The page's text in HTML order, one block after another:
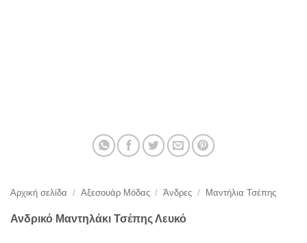
Αρχική σελίδα / Αξεσουάρ Μόδας / Άνδρες / Μαντήλια Τσέπης
Ανδρικό Μαντηλάκι Τσέπης Λευκό